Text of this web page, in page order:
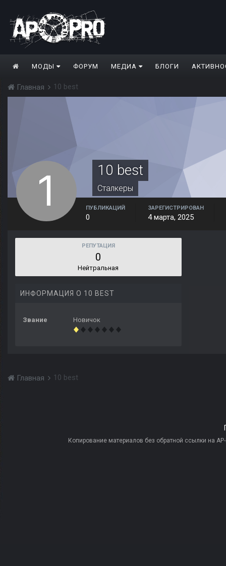
МОДЫ ФОРУМ МЕДИА БЛОГИ
Главная 10 best
10 best
Сталкеры
ПУБЛИКАЦИЙ
0
ЗАРЕГИСТРИРОВАН
4 марта, 2025
РЕПУТАЦИЯ
0
Нейтральная
ИНФОРМАЦИЯ О 10 BEST
Звание Новичок
Главная 10 best
Копирование материалов без обратной ссылки на